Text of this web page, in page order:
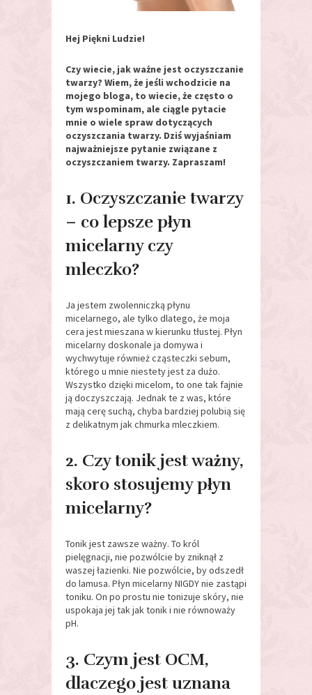
Hej Piękni Ludzie!
Czy wiecie, jak ważne jest oczyszczanie
twarzy? Wiem, że jeśli wchodzicie na
mojego bloga, to wiecie, że często o
tym wspominam, ale ciągle pytacie
mnie o wiele spraw dotyczących
oczyszczania twarzy. Dziś wyjaśniam
najważniejsze pytanie związane z
oczyszczaniem twarzy. Zapraszam!
1. Oczyszczanie twarzy
– co lepsze płyn
micelarny czy
mleczko?
Ja jestem zwolenniczką płynu
micelarnego, ale tylko dlatego, że moja
cera jest mieszana w kierunku tłustej. Płyn
micelarny doskonale ja domywa i
wychwytuje również cząsteczki sebum,
którego u mnie niestety jest za dużo.
Wszystko dzięki micelom, to one tak fajnie
ją doczyszczają. Jednak te z was, które
mają cerę suchą, chyba bardziej polubią się
z delikatnym jak chmurka mleczkiem.
2. Czy tonik jest ważny,
skoro stosujemy płyn
micelarny?
Tonik jest zawsze ważny. To król
pielęgnacji, nie pozwólcie by zniknął z
waszej łazienki. Nie pozwólcie, by odszedł
do lamusa. Płyn micelarny NIGDY nie zastąpi
toniku. On po prostu nie tonizuje skóry, nie
uspokaja jej tak jak tonik i nie równoważy
pH.
3. Czym jest OCM,
dlaczego jest uznana